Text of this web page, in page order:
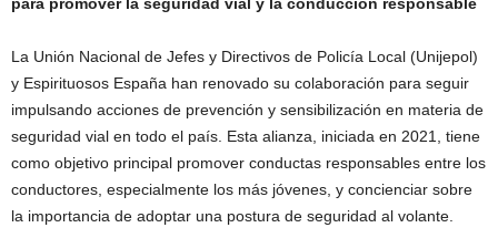
La Unión Nacional de Jefes y Directivos de Policía Local (Unijepol)
y Espirituosos España han renovado su colaboración para seguir
impulsando acciones de prevención y sensibilización en materia de
seguridad vial en todo el país. Esta alianza, iniciada en 2021, tiene
como objetivo principal promover conductas responsables entre los
conductores, especialmente los más jóvenes, y concienciar sobre
la importancia de adoptar una postura de seguridad al volante.